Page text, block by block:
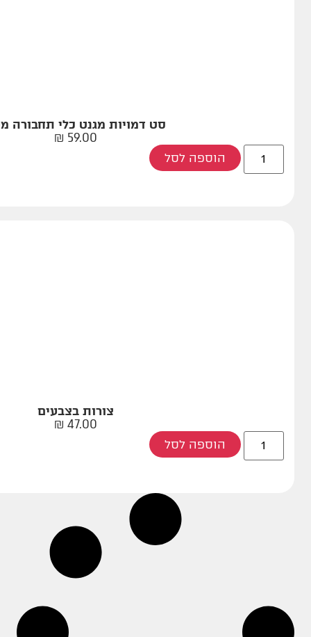
סט דמויות מגנט כלי תחבורה
59.00
₪
הוספה לסל
צורות בצבעים
47.00
₪
הוספה לסל